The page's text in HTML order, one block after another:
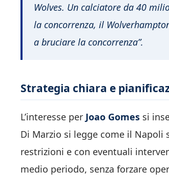
Wolves. Un calciatore da 40
la concorrenza, il
a bruciare la concorrenza”.
Strategia chiara e
L’interesse per Joao Gomes si
Di Marzio si legge come il
restrizioni e con eventuali
medio periodo, senza forzare